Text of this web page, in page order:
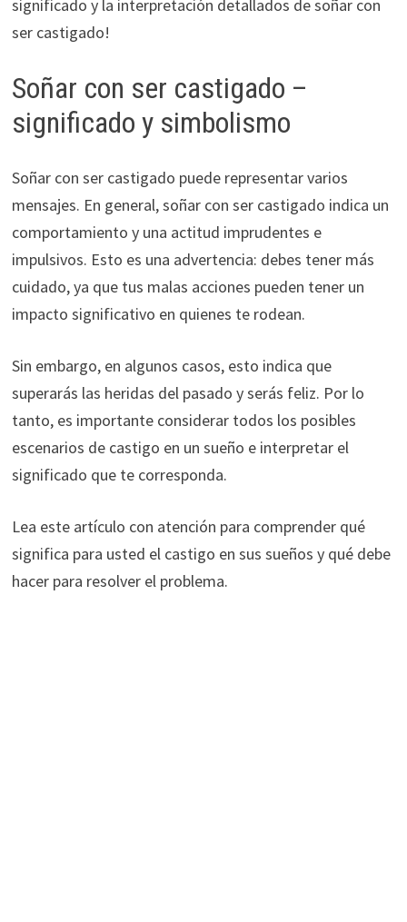
significado y la interpretación detallados de soñar con
ser castigado!
Soñar con ser castigado –
significado y simbolismo
Soñar con ser castigado puede representar varios
mensajes. En general, soñar con ser castigado indica un
comportamiento y una actitud imprudentes e
impulsivos. Esto es una advertencia: debes tener más
cuidado, ya que tus malas acciones pueden tener un
impacto significativo en quienes te rodean.
Sin embargo, en algunos casos, esto indica que
superarás las heridas del pasado y serás feliz. Por lo
tanto, es importante considerar todos los posibles
escenarios de castigo en un sueño e interpretar el
significado que te corresponda.
Lea este artículo con atención para comprender qué
significa para usted el castigo en sus sueños y qué debe
hacer para resolver el problema.